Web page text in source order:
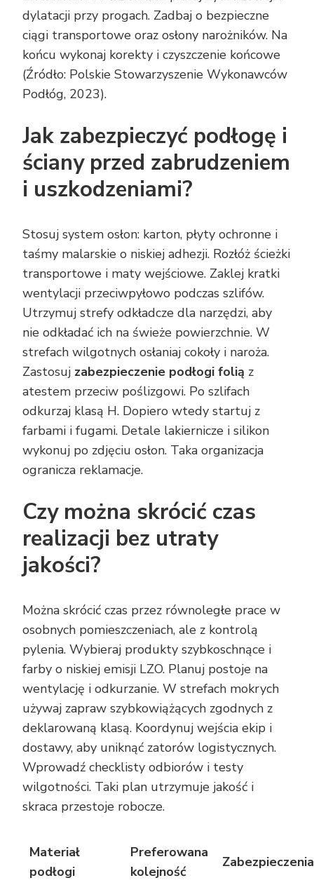
dylatacji przy progach. Zadbaj o bezpieczne
ciągi transportowe oraz osłony narożników. Na
końcu wykonaj korekty i czyszczenie końcowe
(Źródło: Polskie Stowarzyszenie Wykonawców
Podłóg, 2023).
Jak zabezpieczyć podłogę i
ściany przed zabrudzeniem
i uszkodzeniami?
Stosuj system osłon: karton, płyty ochronne i
taśmy malarskie o niskiej adhezji. Rozłóż ścieżki
transportowe i maty wejściowe. Zaklej kratki
wentylacji przeciwpyłowo podczas szlifów.
Utrzymuj strefy odkładcze dla narzędzi, aby
nie odkładać ich na świeże powierzchnie. W
strefach wilgotnych osłaniaj cokoły i naroża.
Zastosuj zabezpieczenie podłogi folią z
atestem przeciw poślizgowi. Po szlifach
odkurzaj klasą H. Dopiero wtedy startuj z
farbami i fugami. Detale lakiernicze i silikon
wykonuj po zdjęciu osłon. Taka organizacja
ogranicza reklamacje.
Czy można skrócić czas
realizacji bez utraty
jakości?
Można skrócić czas przez równoległe prace w
osobnych pomieszczeniach, ale z kontrolą
pylenia. Wybieraj produkty szybkoschnące i
farby o niskiej emisji LZO. Planuj postoje na
wentylację i odkurzanie. W strefach mokrych
używaj zapraw szybkowiążących zgodnych z
deklarowaną klasą. Koordynuj wejścia ekip i
dostawy, aby uniknąć zatorów logistycznych.
Wprowadź checklisty odbiorów i testy
wilgotności. Taki plan utrzymuje jakość i
skraca przestoje robocze.
Materiał
podłogi
Preferowana
kolejność
Zabezpieczenia